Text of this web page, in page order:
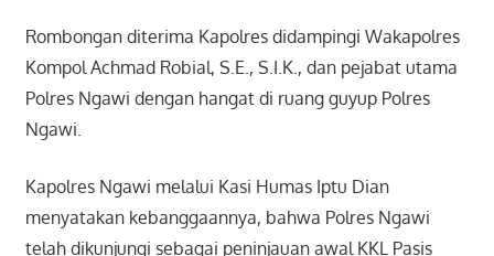
Rombongan diterima Kapolres didampingi Wakapolres
Kompol Achmad Robial, S.E., S.I.K., dan pejabat utama
Polres Ngawi dengan hangat di ruang guyup Polres
Ngawi.
Kapolres Ngawi melalui Kasi Humas Iptu Dian
menyatakan kebanggaannya, bahwa Polres Ngawi
telah dikunjungi sebagai peninjauan awal KKL Pasis